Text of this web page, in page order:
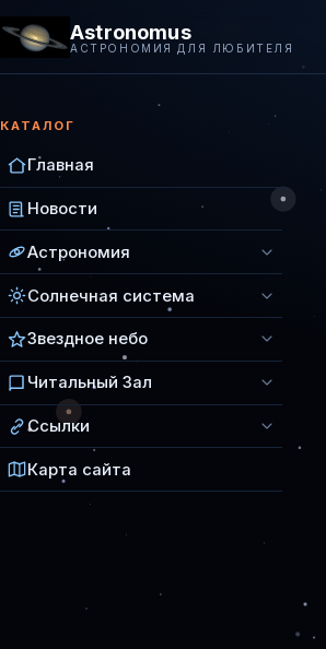
Astronomus
АСТРОНОМИЯ ДЛЯ ЛЮБИТЕЛЯ
КАТАЛОГ
Главная
Новости
Астрономия
Солнечная система
Звездное небо
Читальный Зал
Ссылки
Карта сайта